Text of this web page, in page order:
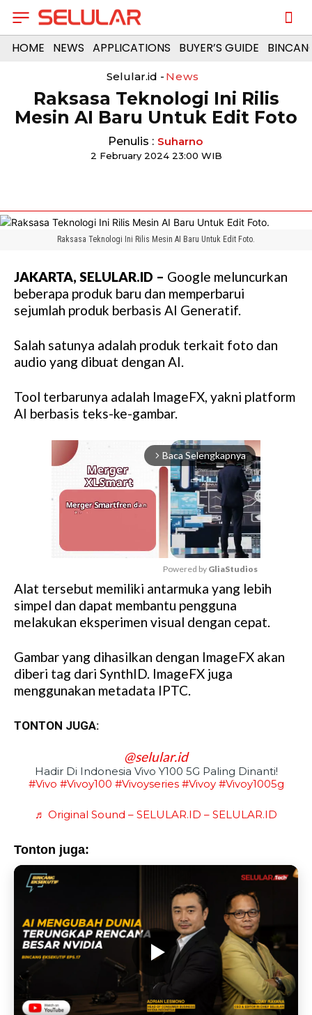
HOME NEWS APPLICATIONS BUYER’S GUIDE
Selular.id - News
Raksasa Teknologi Ini Rilis
Mesin AI Baru Untuk Edit Foto
Penulis : Suharno
2 February 2024 23:00 WIB
Raksasa Teknologi Ini Rilis Mesin AI Baru Untuk Edit Foto.
JAKARTA, SELULAR.ID – Google meluncurkan
beberapa produk baru dan memperbarui
sejumlah produk berbasis AI Generatif.
Salah satunya adalah produk terkait foto dan
audio yang dibuat dengan AI.
Tool terbarunya adalah ImageFX, yakni platform
AI berbasis teks-ke-gambar.
arrow_forward_ios Baca Selengkapnya
M
u
t
Powered by GliaStudios
Alat tersebut memiliki antarmuka yang lebih
simpel dan dapat membantu pengguna
melakukan eksperimen visual dengan cepat.
Gambar yang dihasilkan dengan ImageFX akan
diberi tag dari SynthID. ImageFX juga
menggunakan metadata IPTC.
TONTON JUGA:
@selular.id
Hadir Di Indonesia Vivo Y100 5G Paling Dinanti!
#vivo #vivoy100 #vivoyseries #vivoy #vivoy1005g
♬ Original Sound – SELULAR.ID – SELULAR.ID
Tonton juga: